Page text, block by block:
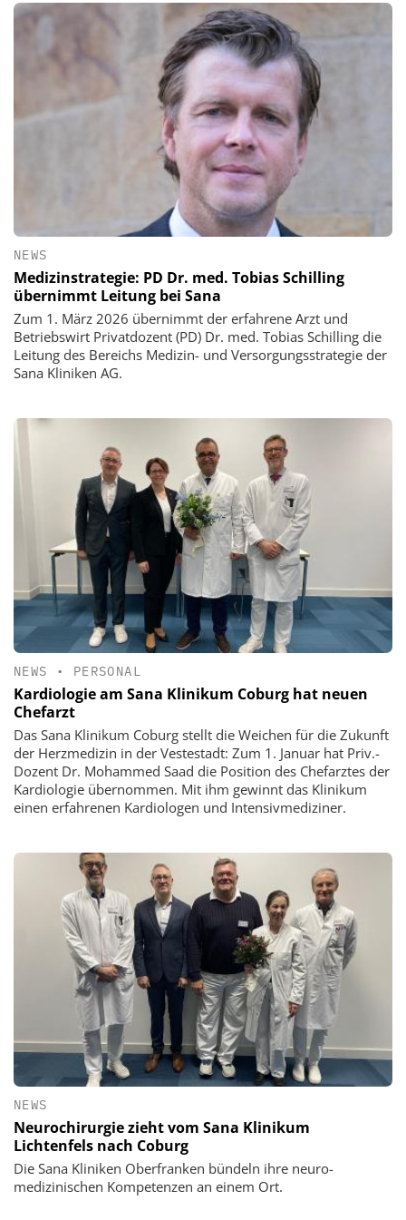
NEWS
Medizinstrategie: PD Dr. med. Tobias Schilling
übernimmt Leitung bei Sana
Zum 1. März 2026 übernimmt der erfahrene Arzt und
Betriebswirt Privatdozent (PD) Dr. med. Tobias Schilling die
Leitung des Bereichs Medizin- und Versorgungsstrategie der
Sana Kliniken AG.
NEWS • PERSONAL
Kardiologie am Sana Klinikum Coburg hat neuen
Chefarzt
Das Sana Klinikum Coburg stellt die Weichen für die Zukunft
der Herzmedizin in der Vestestadt: Zum 1. Januar hat Priv.-
Dozent Dr. Mohammed Saad die Position des Chefarztes der
Kardiologie übernommen. Mit ihm gewinnt das Klinikum
einen erfahrenen Kardiologen und Intensivmediziner.
NEWS
Neurochirurgie zieht vom Sana Klinikum
Lichtenfels nach Coburg
Die Sana Kliniken Oberfranken bündeln ihre neuro-
medizinischen Kompetenzen an einem Ort.